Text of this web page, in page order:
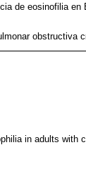
de eosinofilia
obstructiva
in adults